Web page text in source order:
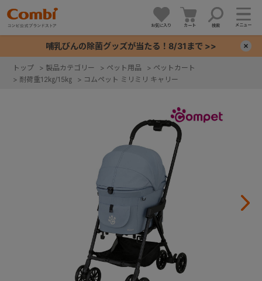
お気に入り カート 検索 メニュー
哺乳びんの除菌グッズが当たる！8/31まで >>
トップ > 製品カテゴリー > ペット用品 > ペットカート
> 耐荷重12㎏/15㎏ > コムペット ミリミリ キャリー